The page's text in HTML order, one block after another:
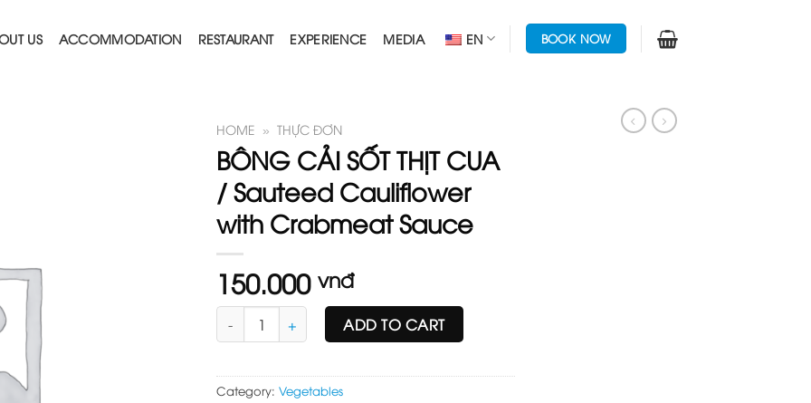
US ACCOMMODATION RESTAURANT EXPERIENCE MEDIA EN BOOK NOW
HOME » THỰC ĐƠN
BÔNG CẢI SỐT THỊT CUA
/ Sauteed Cauliflower
with Crabmeat Sauce
150.000 vnđ
BÔNG CẢI SỐT THỊT CUA / Sauteed Cauliflower with Crabmeat Sauce quantity
ADD TO CART
Category: Vegetables